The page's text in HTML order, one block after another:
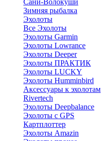
Сани-Волокуши
Зимняя рыбалка
Эхолоты
Все Эхолоты
Эхолоты Garmin
Эхолоты Lowrance
Эхолоты Deeper
Эхолоты ПРАКТИК
Эхолоты LUCKY
Эхолоты Humminbird
Аксессуары к эхолотам
Rivertech
Эхолоты Deepbalance
Эхолоты с GPS
Картплоттер
Эхолоты Amazin